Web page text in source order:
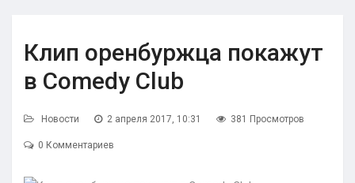
Клип оренбуржца покажут
в Comedy Club
Новости 2 апреля 2017, 10:31 381 Просмотров
0 Комментариев